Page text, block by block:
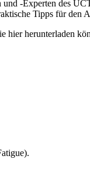
-Experten des
Tipps für den
hier herunterladen